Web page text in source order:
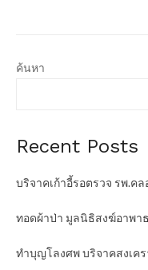
ค้นหา
Recent Posts
บริจาคเก้าอี้รอตรวจ รพ.ค
ทอดผ้าป่า มูลนิธิสงฆ์อาพา
ทำบุญโลงศพ บริจาคสงเค